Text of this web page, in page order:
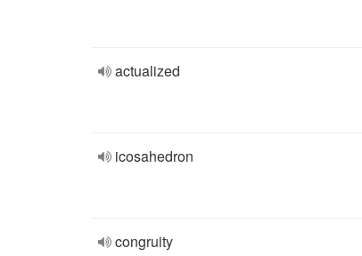
actualized
icosahedron
congruity